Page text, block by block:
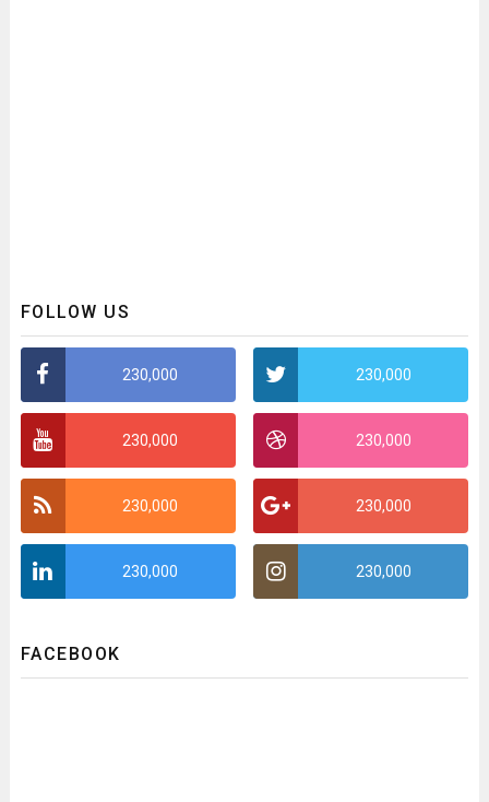
FOLLOW US
230,000 230,000
230,000 230,000
230,000 230,000
230,000 230,000
FACEBOOK